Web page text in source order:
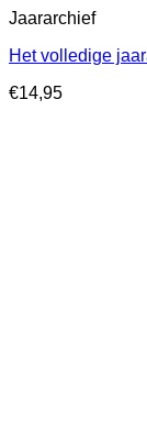
Jaararchief
Het volledige
€14,95